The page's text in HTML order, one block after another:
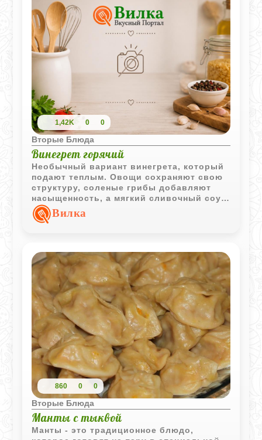
1,42K 0 0
Вторые Блюда
Винегрет горячий
Необычный вариант винегрета, который
подают теплым. Овощи сохраняют свою
структуру, соленые грибы добавляют
насыщенность, а мягкий сливочный соус
делает блюдо особенно уютным.
Вилка
860 0 0
Вторые Блюда
Манты с тыквой
Манты - это традиционное блюдо,